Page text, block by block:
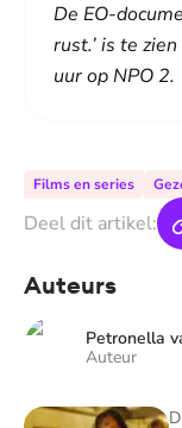
De EO-
rust.’ is te
uur op NPO 2.
Films en series
Deel dit artikel:
Auteurs
Petronella
Auteur
EOdoc: De 10